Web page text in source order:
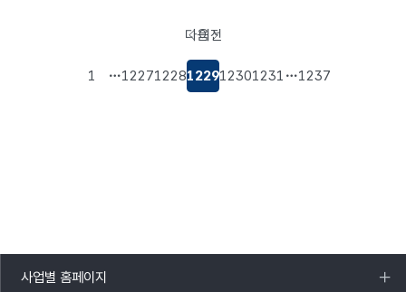
이전
페이지로
이동
1 12271228122912301231 1237
다음페이지로
이동
사업별 홈페이지
목록